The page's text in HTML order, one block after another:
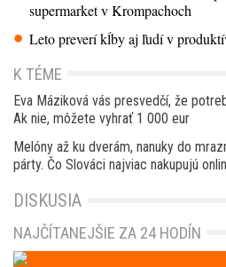
supermarket v Krompachoch
Leto preverí kĺby aj ľudí v
K TÉME
Eva Máziková vás presvedčí, že
Ak nie, môžete vyhrať 1 000 eur
Melóny až ku dverám, nanuky do
párty. Čo Slováci najviac nakupujú
DISKUSIA
NAJČÍTANEJŠIE ZA 24 HODÍN